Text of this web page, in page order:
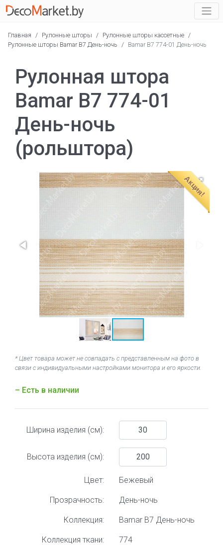
Главная / Рулонные шторы / Рулонные шторы кассетные /
Рулонные шторы Bamar B7 День-ночь / Bamar B7 774-01 День-ночь
Рулонная штора
Bamar B7 774-01
День-ночь
(рольштора)
Акция!
* Цвет товара может не совпадать с представленным на фото в
связи с индивидуальными настройками монитора и его яркости.
– Есть в наличии
Ширина изделия (см):
Высота изделия (см):
Цвет: Бежевый
Прозрачность: День-ночь
Коллекция: Bamar B7 День-ночь
Коллекция ткани: 774